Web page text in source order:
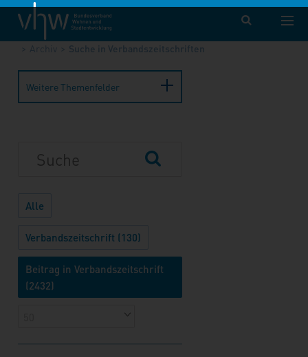
vhw – Bundesverband für Wohnen und Stadtentwicklung e. V.
Publikationen
Forum Wohnen und Stadtentwicklung
Archiv
Suche in Verbandszeitschriften
Weitere Themenfelder
Alle
Verbandszeitschrift (130)
Beitrag in Verbandszeitschrift
(2432)